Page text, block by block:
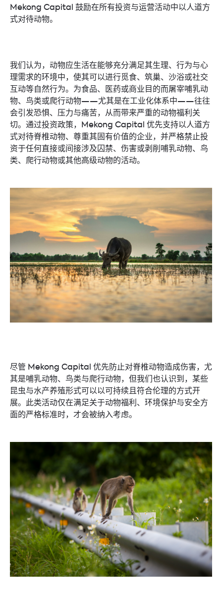
Mekong Capital 鼓励在所有投资与运营活动中以人道方
式对待动物。
我们认为，动物应生活在能够充分满足其生理、行为与心
理需求的环境中，使其可以进行觅食、筑巢、沙浴或社交
互动等自然行为。为食品、医药或商业目的而屠宰哺乳动
物、鸟类或爬行动物——尤其是在工业化体系中——往往
会引发恐惧、压力与痛苦，从而带来严重的动物福利关
切。通过投资政策，Mekong Capital 优先支持以人道方
式对待脊椎动物、尊重其固有价值的企业，并严格禁止投
资于任何直接或间接涉及囚禁、伤害或剥削哺乳动物、鸟
类、爬行动物或其他高级动物的活动。
尽管 Mekong Capital 优先防止对脊椎动物造成伤害，尤
其是哺乳动物、鸟类与爬行动物，但我们也认识到，某些
昆虫与水产养殖形式可以以可持续且符合伦理的方式开
展。此类活动仅在满足关于动物福利、环境保护与安全方
面的严格标准时，才会被纳入考虑。